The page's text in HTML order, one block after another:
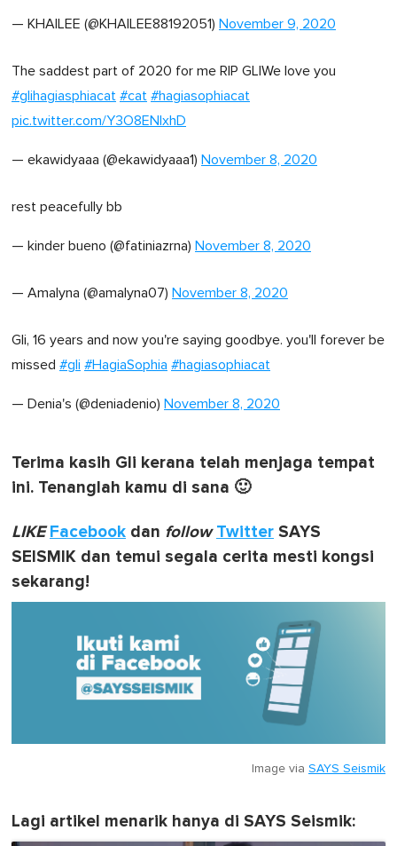
— KHAILEE (@KHAILEE88192051) November 9, 2020
The saddest part of 2020 for me RIP GLIWe love you
#glihagiasphiacat #cat #hagiasophiacat
pic.twitter.com/Y3O8ENIxhD
— ekawidyaaa (@ekawidyaaa1) November 8, 2020
rest peacefully bb
— kinder bueno (@fatiniazrna) November 8, 2020
— Amalyna (@amalyna07) November 8, 2020
Gli, 16 years and now you're saying goodbye. you'll forever be
missed #gli #HagiaSophia #hagiasophiacat
— Denia's (@deniadenio) November 8, 2020
Terima kasih Gli kerana telah menjaga tempat
ini. Tenanglah kamu di sana 🙂
LIKE Facebook dan follow Twitter SAYS
SEISMIK dan temui segala cerita mesti kongsi
sekarang!
Image via SAYS Seismik
Lagi artikel menarik hanya di SAYS Seismik: